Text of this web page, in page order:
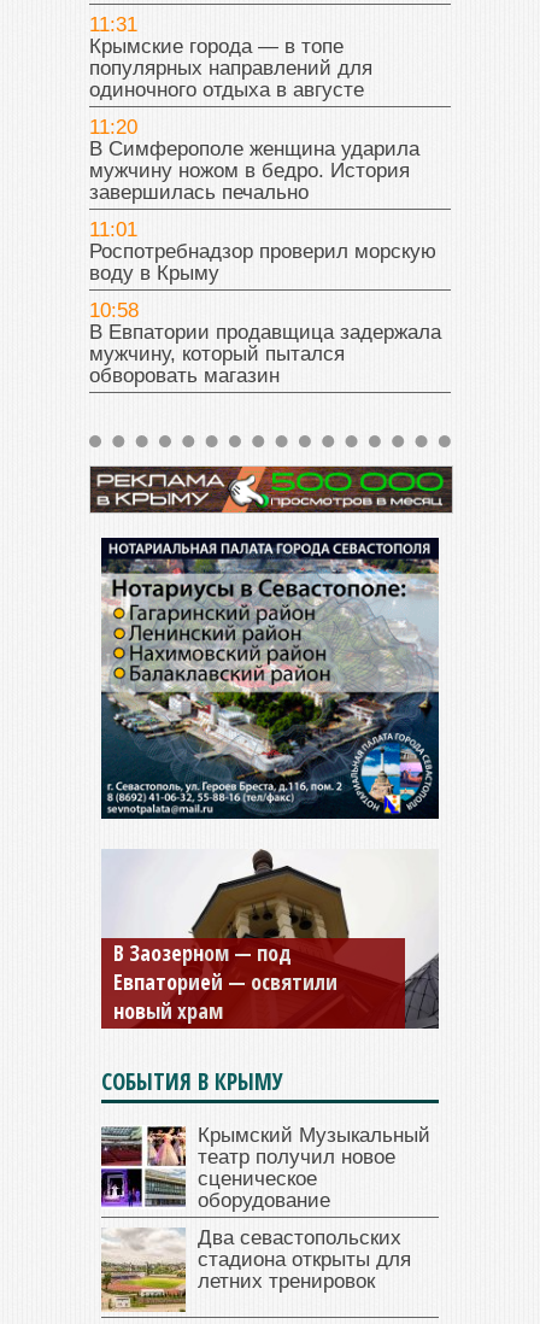
11:31
Крымские города — в топе
популярных направлений для
одиночного отдыха в августе
11:20
В Симферополе женщина ударила
мужчину ножом в бедро. История
завершилась печально
11:01
Роспотребнадзор проверил морскую
воду в Крыму
10:58
В Евпатории продавщица задержала
мужчину, который пытался
обворовать магазин
Мужской монастырь Косьмы
и Дамиана в Крыму вновь
открыт для посещения
СОБЫТИЯ В КРЫМУ
Крымский Музыкальный
театр получил новое
сценическое
оборудование
Два севастопольских
стадиона открыты для
летних тренировок